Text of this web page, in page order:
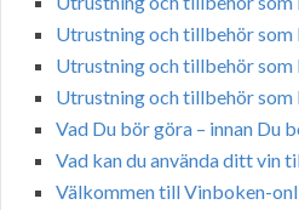
Utrustning och tillbehör som
Utrustning och tillbehör som
Utrustning och tillbehör som
Vad Du bör göra – innan Du
Vad kan du använda ditt vin
Välkommen till Vinboken-